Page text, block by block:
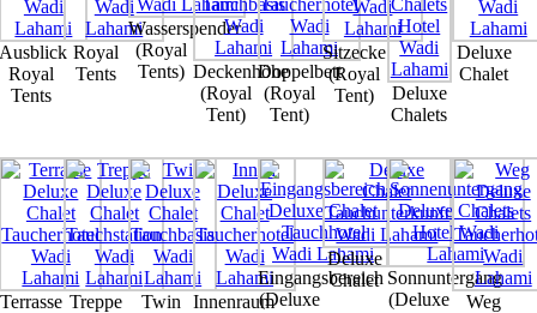
Ausblick
Royal
Tents
Royal
Tents
Wasserspender
(Royal
Tents) Deckenhöhe
(Royal
Tent)
Doppelbett
(Royal
Tent)
Sitzecke
(Royal
Tent)
Deluxe
Chalets
Deluxe
Chalet
Terrasse Treppe
Twin
Innenraum
Eingangsbereich
(Deluxe
Deluxe
Chalet Sonnuntergang
(Deluxe
Weg